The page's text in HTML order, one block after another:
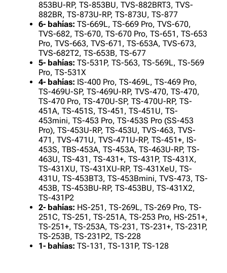
853BU-RP, TS-853BU, TVS-882BRT3, TVS-
882BR, TS-873U-RP, TS-873U, TS-877
6- bahías: TS-669L, TS-669 Pro, TVS-670,
TVS-682, TS-670, TS-670 Pro, TS-651, TS-653
Pro, TVS-663, TVS-671, TS-653A, TVS-673,
TVS-682T2, TS-653B, TS-677
5- bahías: TS-531P, TS-563, TS-569L, TS-569
Pro, TS-531X
4- bahías: IS-400 Pro, TS-469L, TS-469 Pro,
TS-469U-SP, TS-469U-RP, TVS-470, TS-470,
TS-470 Pro, TS-470U-SP, TS-470U-RP, TS-
451A, TS-451S, TS-451, TS-451U, TS-
453mini, TS-453 Pro, TS-453S Pro (SS-453
Pro), TS-453U-RP, TS-453U, TVS-463, TVS-
471, TVS-471U, TVS-471U-RP, TS-451+, IS-
453S, TBS-453A, TS-453A, TS-463U-RP, TS-
463U, TS-431, TS-431+, TS-431P, TS-431X,
TS-431XU, TS-431XU-RP, TS-431XeU, TS-
431U, TS-453BT3, TS-453Bmini, TVS-473, TS-
453B, TS-453BU-RP, TS-453BU, TS-431X2,
TS-431P2
2- bahías: HS-251, TS-269L, TS-269 Pro, TS-
251C, TS-251, TS-251A, TS-253 Pro, HS-251+,
TS-251+, TS-253A, TS-231, TS-231+, TS-231P,
TS-253B, TS-231P2, TS-228
1- bahías: TS-131, TS-131P, TS-128